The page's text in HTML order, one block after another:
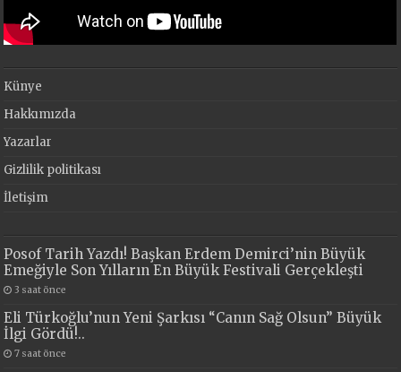
Künye
Hakkımızda
Yazarlar
Gizlilik politikası
İletişim
Posof Tarih Yazdı! Başkan Erdem Demirci’nin Büyük
Emeğiyle Son Yılların En Büyük Festivali Gerçekleşti
3 saat önce
Eli Türkoğlu’nun Yeni Şarkısı “Canın Sağ Olsun” Büyük
İlgi Gördü!..
7 saat önce